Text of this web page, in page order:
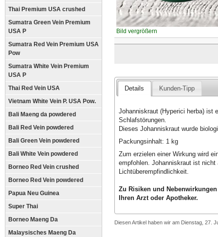
Thai Premium USA crushed
Sumatra Green Vein Premium
USA P
Sumatra Red Vein Premium USA
Pow
Sumatra White Vein Premium
USA P
Thai Red Vein USA
Vietnam White Vein P. USA Pow.
Bali Maeng da powdered
Bali Red Vein powdered
Bali Green Vein powdered
Bali White Vein powdered
Borneo Red Vein crushed
Borneo Red Vein powdered
Papua Neu Guinea
Super Thai
Borneo Maeng Da
Malaysisches Maeng Da
Bild vergrößern
Details Kunden-Tipp
Johanniskraut (Hyperici herba) ist
Schlafstörungen.
Dieses Johanniskraut wurde
Packungsinhalt: 1 kg
Zum erzielen einer Wirkung wird
empfohlen. Johanniskraut ist nicht
Lichtüberempfindlichkeit.
Zu Risiken und
Ihren Arzt oder Apotheker.
Diesen Artikel haben wir am Dienstag, 27.